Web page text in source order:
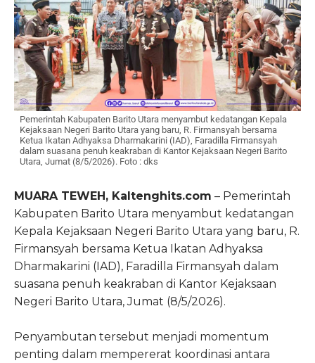
Pemerintah Kabupaten Barito Utara menyambut kedatangan Kepala
Kejaksaan Negeri Barito Utara yang baru, R. Firmansyah bersama
Ketua Ikatan Adhyaksa Dharmakarini (IAD), Faradilla Firmansyah
dalam suasana penuh keakraban di Kantor Kejaksaan Negeri Barito
Utara, Jumat (8/5/2026). Foto : dks
MUARA TEWEH, Kaltenghits.com – Pemerintah
Kabupaten Barito Utara menyambut kedatangan
Kepala Kejaksaan Negeri Barito Utara yang baru, R.
Firmansyah bersama Ketua Ikatan Adhyaksa
Dharmakarini (IAD), Faradilla Firmansyah dalam
suasana penuh keakraban di Kantor Kejaksaan
Negeri Barito Utara, Jumat (8/5/2026).
Penyambutan tersebut menjadi momentum
penting dalam mempererat koordinasi antara